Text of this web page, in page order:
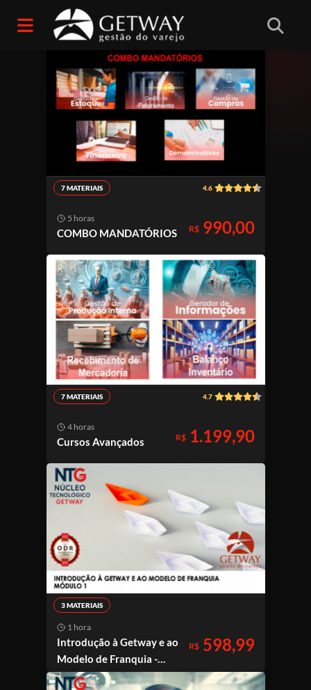
Início /Combos
7 MATERIAIS 4.6
5 horas
COMBO MANDATÓRIOS R$990,00
7 MATERIAIS 4.7
4 horas
Cursos Avançados R$1.199,90
3 MATERIAIS
1 hora
Introdução à Getway e ao
Modelo de Franquia -
Módulo 1
R$598,99